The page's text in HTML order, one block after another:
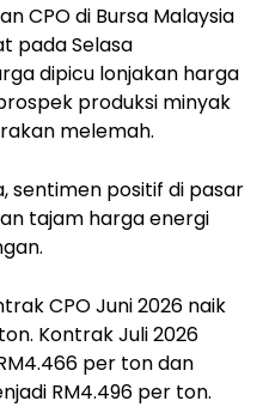
CPO di Bursa Malaysia
pada Selasa
dipicu lonjakan harga
produksi minyak
melemah.
sentimen positif di pasar
tajam harga energi
CPO Juni 2026 naik
Kontrak Juli 2026
per ton dan
RM4.496 per ton.